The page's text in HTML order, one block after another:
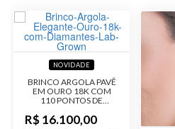
NOVIDADE
BRINCO ARGOLA PAVÊ
EM OURO 18K COM
110 PONTOS DE
LABORATÓRIO
R$ 16.100,00